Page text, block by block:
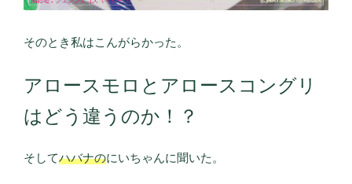
そのとき私はこんがらかった。
アロースモロとアロースコングリ
はどう違うのか！？
そしてハバナのにいちゃんに聞いた。